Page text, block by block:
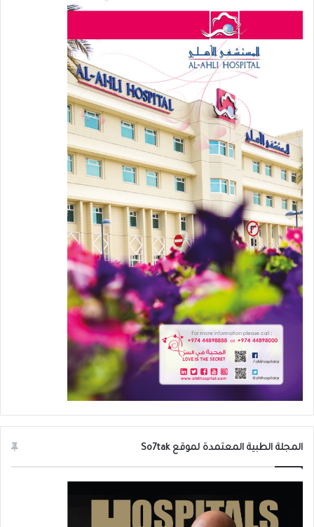
السكر؛ وحقن الانسولين السريع التي يأخذها
مرضى السكري من النوع الأول قبل وجبة الطعام،
وأحياناً مرضى السكري من النوع الثاني.
وهناك الانسولين القاعدي الذي يًعطى مرة واحدة
في اليوم بحسب الحالة، والانسولين المدمج الذي
يؤخذ مرة صباحاً ومرة مساءً لتحسين إفرازات
الانسولين.
حقن الانسولين تسهم بشكل فعّال في
السيطرة على معدل السكري والحد من الإرتفاع
المفاجئ أو الإنخفاض المفاجئ، حيث يوجد
الانسولين سريع المفعول وآخر ذي المفعول
الطويل ولا نزال نشهد أجيال جديدة من أقلام
الأنسولين التي تعزّز السيطرة على مستويات
الجلوكوز عند مرضى السكر.
المجلة الطبية المعتمدة لموقع So7tak